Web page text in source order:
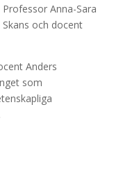
Anna-Sara
och docent
Anders
som